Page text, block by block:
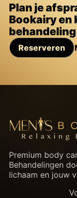
Plan je
Bookairy en
Reserveren
Premium body
Behandelingen
lichaam en jouw